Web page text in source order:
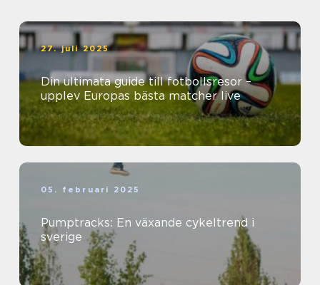
27. juli 2025
Din ultimata guide till fotbollsresor –
upplev Europas bästa matcher live
05. februari 2025
Pumptracks: En växande cykeltrend i
sverige